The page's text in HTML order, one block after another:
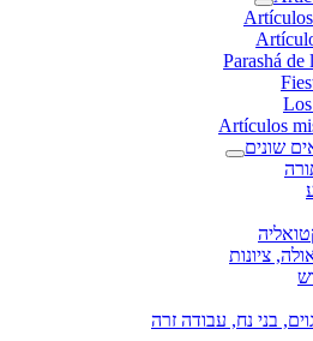
Parashá de
Artículos
שונים
ציונות
בני נח, עבודה זרה